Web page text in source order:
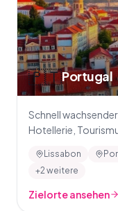
🇵🇹Portugal
Schnell
Hotellerie,
Lissabon
+2 weitere
Zielorte ansehen